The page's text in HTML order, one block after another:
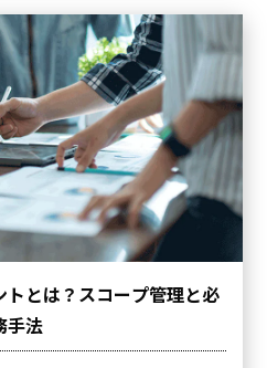
とは？スコープ管理と必
手法